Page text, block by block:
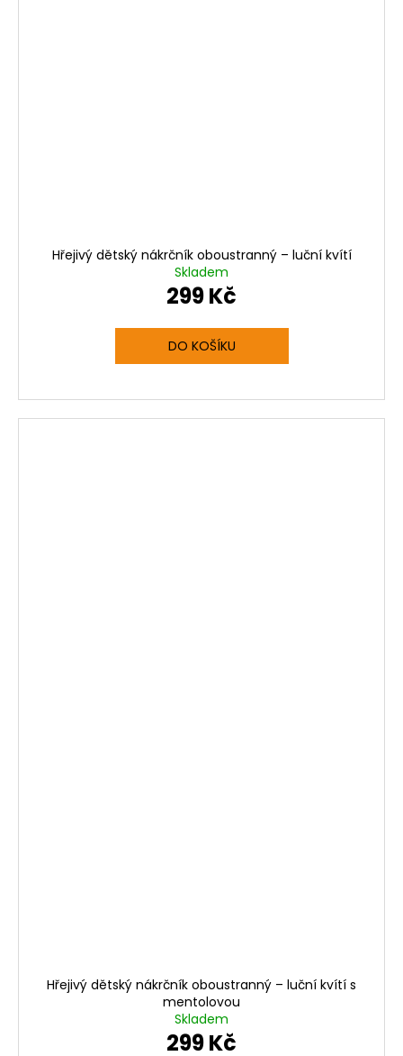
Hřejivý dětský nákrčník oboustranný – luční kvítí
Skladem
299 Kč
DO KOŠÍKU
Hřejivý dětský nákrčník oboustranný – luční kvítí s
mentolovou
Skladem
299 Kč